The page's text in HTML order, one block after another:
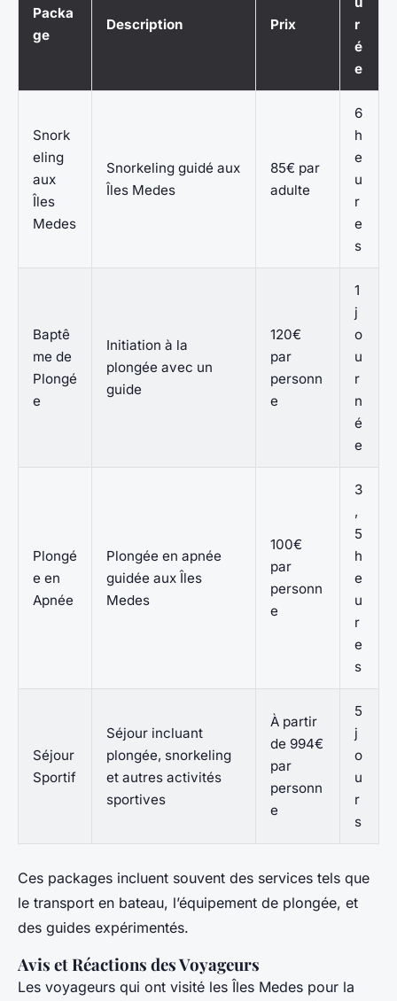
Packa
ge
Description Prix
r
é
e
Snork
eling
aux
Îles
Medes
Snorkeling guidé aux
Îles Medes
85€ par
adulte
6
h
e
u
r
e
s
Baptê
me de
Plongé
e
Initiation à la
plongée avec un
guide
120€
par
personn
e
1
j
o
u
r
n
é
e
Plongé
e en
Apnée
Plongée en apnée
guidée aux Îles
Medes
100€
par
personn
e
3
,
5
h
e
u
r
e
s
Séjour
Sportif
Séjour incluant
plongée, snorkeling
et autres activités
sportives
À partir
de 994€
par
personn
e
5
j
o
u
r
s
Ces packages incluent souvent des services tels que
le transport en bateau, l’équipement de plongée, et
des guides expérimentés.
Avis et Réactions des Voyageurs
Les voyageurs qui ont visité les Îles Medes pour la